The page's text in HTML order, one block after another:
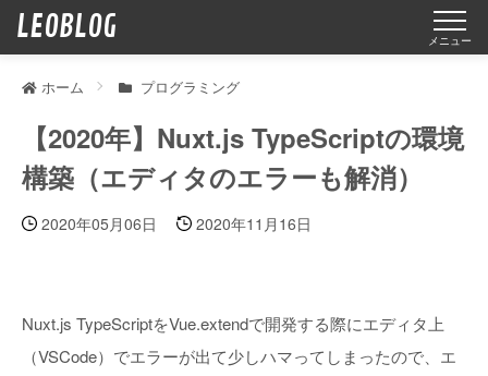
LEOBLOG
エンジニア向け
ホーム プログラミング
【2020年】Nuxt.js TypeScriptの環境
構築（エディタのエラーも解消）
2020年05月06日 2020年11月16日
Nuxt.js TypeScriptをVue.extendで開発する際にエディタ上
（VSCode）でエラーが出て少しハマってしまったので、エ